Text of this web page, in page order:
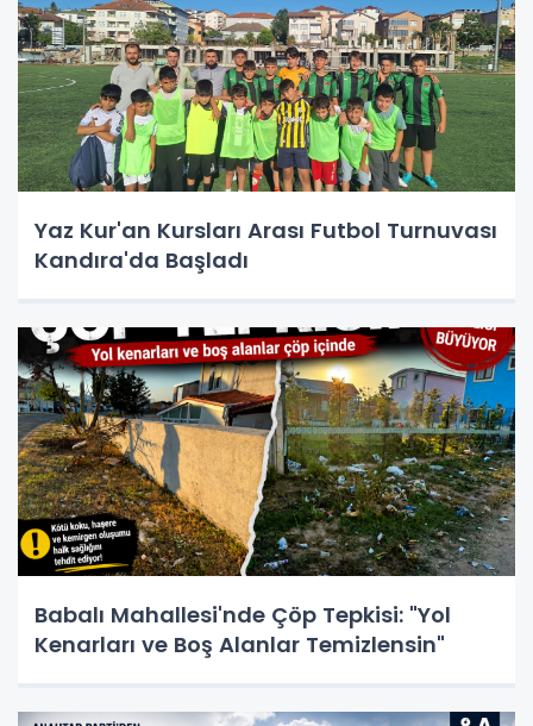
Yaz Kur'an Kursları Arası Futbol Turnuvası
Kandıra'da Başladı
Babalı Mahallesi'nde Çöp Tepkisi: "Yol
Kenarları ve Boş Alanlar Temizlensin"